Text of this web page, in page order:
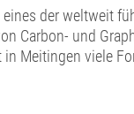
der weltweit
Carbon- und
Meitingen viele